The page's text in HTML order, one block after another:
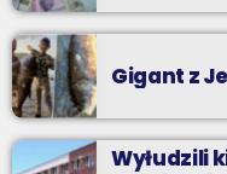
Gigant z
Wyłudzili